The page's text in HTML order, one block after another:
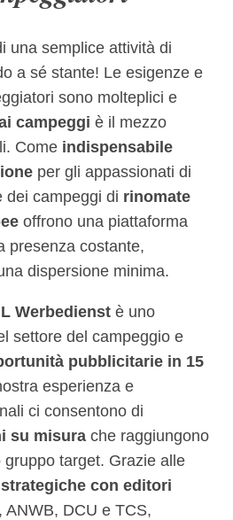
una semplice attività di
a sé stante! Le esigenze e
sono molteplici e
campeggi è il mezzo
Come indispensabile
per gli appassionati di
dei campeggi di rinomate
offrono una piattaforma
presenza costante,
dispersione minima.
Werbedienst è uno
settore del campeggio e
pubblicitarie in 15
esperienza e
ci consentono di
su misura che raggiungono
target. Grazie alle
con editori
ANWB, DCU e TCS,